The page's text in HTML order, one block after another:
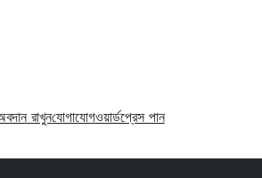
রাখুনযোগাযোগওয়ার্ডপ্রেস পান